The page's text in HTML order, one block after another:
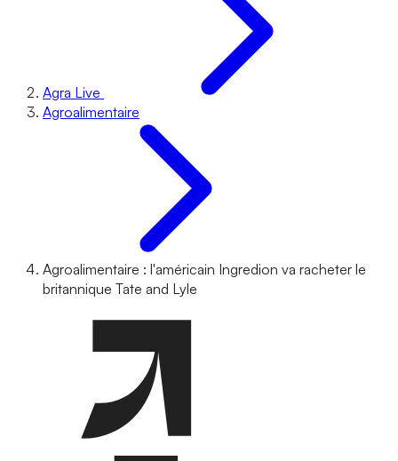
Agra Live
Agroalimentaire
Agroalimentaire : l'américain Ingredion va racheter le
britannique Tate and Lyle